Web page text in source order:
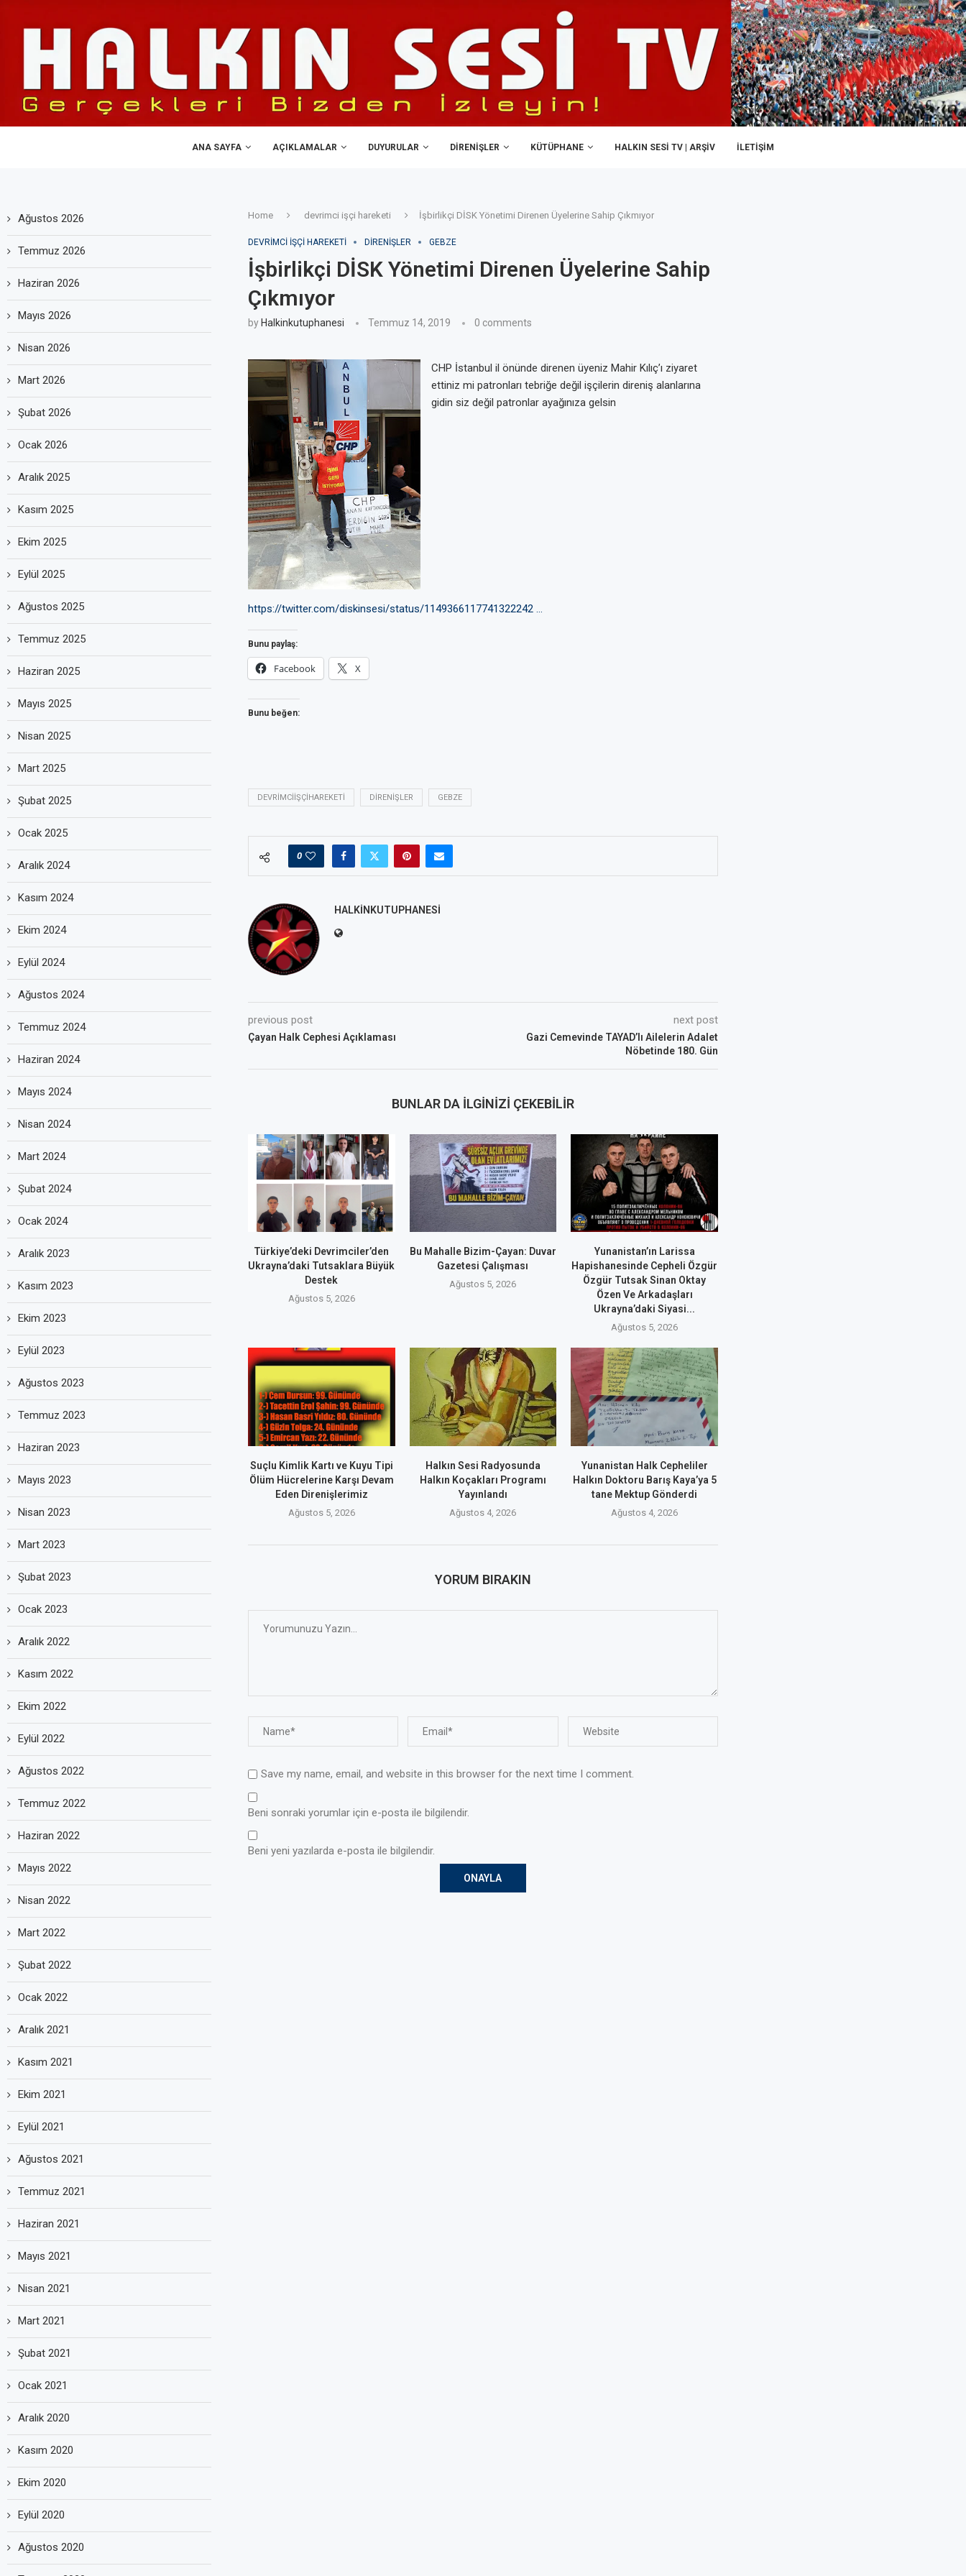
ANA SAYFA AÇIKLAMALAR DUYURULAR DIRENIŞLER KÜTÜPHANE HALKIN SESI TV | ARŞİV İLETIŞIM
Home devrimci işçi hareketi İşbirlikçi DİSK Yönetimi Direnen Üyelerine Sahip Çıkmıyor
DEVRIMCI IŞÇI HAREKETI DIRENIŞLER GEBZE
İşbirlikçi DİSK Yönetimi Direnen Üyelerine Sahip
Çıkmıyor
byHalkinkutuphanesi Temmuz 14, 2019 0 comments
CHP İstanbul il önünde direnen üyeniz Mahir Kılıç’ı ziyaret
ettiniz mi patronları tebriğe değil işçilerin direniş alanlarına
gidin siz değil patronlar ayağınıza gelsin
https://twitter.com/diskinsesi/status/1149366117741322242 …
Bunu paylaş:
Facebook X
Bunu beğen:
DEVRIMCIIŞÇIHAREKETI DIRENIŞLER GEBZE
0
HALKINKUTUPHANESI
previous post
Çayan Halk Cephesi Açıklaması
next post
Gazi Cemevinde TAYAD’lı Ailelerin Adalet
Nöbetinde 180. Gün
BUNLAR DA İLGINIZI ÇEKEBILIR
Türkiye’deki Devrimciler’den
Ukrayna’daki Tutsaklara Büyük
Destek
Ağustos 5, 2026
Bu Mahalle Bizim-Çayan: Duvar
Gazetesi Çalışması
Ağustos 5, 2026
Yunanistan’ın Larissa
Hapishanesinde Cepheli Özgür
Özgür Tutsak Sinan Oktay
Özen Ve Arkadaşları
Ukrayna’daki Siyasi...
Ağustos 5, 2026
Suçlu Kimlik Kartı ve Kuyu Tipi
Ölüm Hücrelerine Karşı Devam
Eden Direnişlerimiz
Ağustos 5, 2026
Halkın Sesi Radyosunda
Halkın Koçakları Programı
Yayınlandı
Ağustos 4, 2026
Yunanistan Halk Cepheliler
Halkın Doktoru Barış Kaya’ya 5
tane Mektup Gönderdi
Ağustos 4, 2026
YORUM BIRAKIN
Save my name, email, and website in this browser for the next time I comment.
Beni sonraki yorumlar için e-posta ile bilgilendir.
Beni yeni yazılarda e-posta ile bilgilendir.
Ağustos 2026
Temmuz 2026
Haziran 2026
Mayıs 2026
Nisan 2026
Mart 2026
Şubat 2026
Ocak 2026
Aralık 2025
Kasım 2025
Ekim 2025
Eylül 2025
Ağustos 2025
Temmuz 2025
Haziran 2025
Mayıs 2025
Nisan 2025
Mart 2025
Şubat 2025
Ocak 2025
Aralık 2024
Kasım 2024
Ekim 2024
Eylül 2024
Ağustos 2024
Temmuz 2024
Haziran 2024
Mayıs 2024
Nisan 2024
Mart 2024
Şubat 2024
Ocak 2024
Aralık 2023
Kasım 2023
Ekim 2023
Eylül 2023
Ağustos 2023
Temmuz 2023
Haziran 2023
Mayıs 2023
Nisan 2023
Mart 2023
Şubat 2023
Ocak 2023
Aralık 2022
Kasım 2022
Ekim 2022
Eylül 2022
Ağustos 2022
Temmuz 2022
Haziran 2022
Mayıs 2022
Nisan 2022
Mart 2022
Şubat 2022
Ocak 2022
Aralık 2021
Kasım 2021
Ekim 2021
Eylül 2021
Ağustos 2021
Temmuz 2021
Haziran 2021
Mayıs 2021
Nisan 2021
Mart 2021
Şubat 2021
Ocak 2021
Aralık 2020
Kasım 2020
Ekim 2020
Eylül 2020
Ağustos 2020